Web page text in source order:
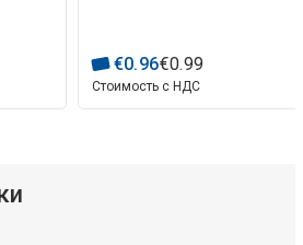
€0.96€0.99
Стоимость с НДС